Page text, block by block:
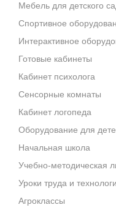
Мебель для детского
Спортивное
Интерактивное
Готовые кабинеты
Кабинет психолога
Сенсорные комнаты
Кабинет логопеда
Оборудование для
Начальная школа
Учебно-методическая
Уроки труда и
Агроклассы